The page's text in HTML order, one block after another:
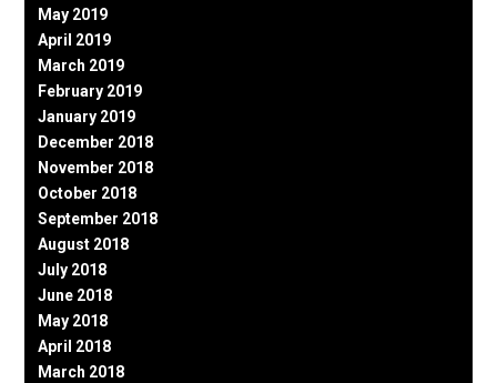
May 2019
April 2019
March 2019
February 2019
January 2019
December 2018
November 2018
October 2018
September 2018
August 2018
July 2018
June 2018
May 2018
April 2018
March 2018